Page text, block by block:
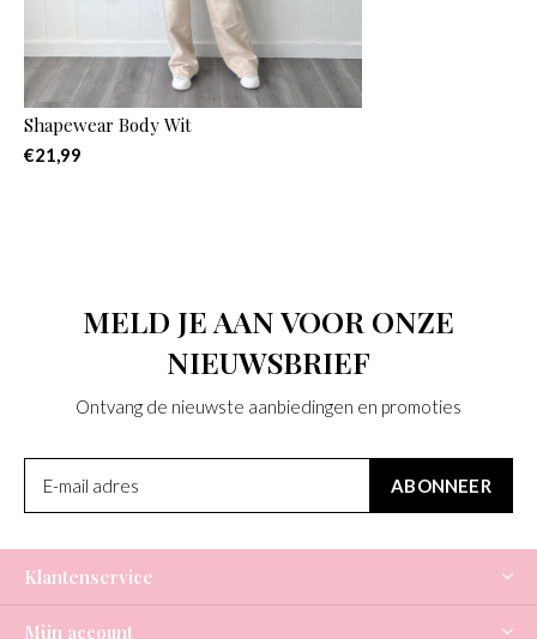
Shapewear Body Wit
€21,99
MELD JE AAN VOOR ONZE
NIEUWSBRIEF
Ontvang de nieuwste aanbiedingen en promoties
ABONNEER
Klantenservice
Mijn account